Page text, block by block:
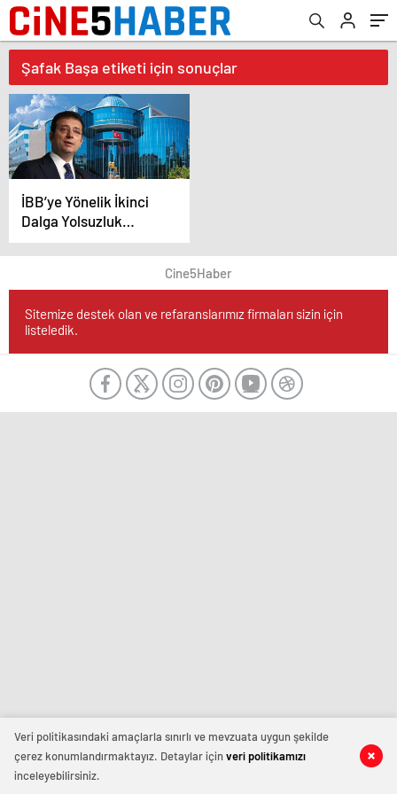
Şafak Başa etiketi için sonuçlar
İBB’ye Yönelik İkinci
Dalga Yolsuzluk
Operasyonu
Cine5Haber
Sitemize destek olan ve refaranslarımız firmaları sizin için
listeledik.
Veri politikasındaki amaçlarla sınırlı ve mevzuata uygun şekilde
çerez konumlandırmaktayız. Detaylar içinveri politikamızı
inceleyebilirsiniz.